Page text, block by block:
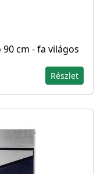
90 cm - fa világos
Részlet